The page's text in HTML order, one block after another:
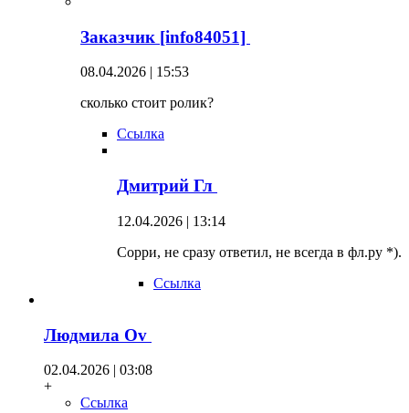
Заказчик [info84051]
08.04.2026 | 15:53
сколько стоит ролик?
Ссылка
Дмитрий Гл
12.04.2026 | 13:14
Сорри, не сразу ответил, не всегда в фл.ру *).
Ссылка
Людмила Оv
02.04.2026 | 03:08
+
Ссылка